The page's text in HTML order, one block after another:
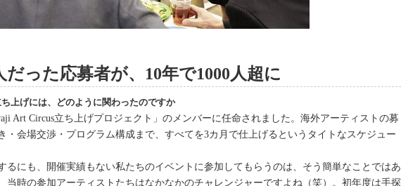
だった応募者が、10年で1000人超に
上げには、どのように関わったのですか
Art Circus立ち上げプロジェクト」のメンバーに任命されました。海外アーティストの募
・会場交渉・プログラム構成まで、すべてを3カ月で仕上げるというタイトなスケジュー
るにも、開催実績もない私たちのイベントに参加してもらうのは、そう簡単なことではあ
当時の参加アーティストたちはなかなかのチャレンジャーですよね（笑）。初年度は手探